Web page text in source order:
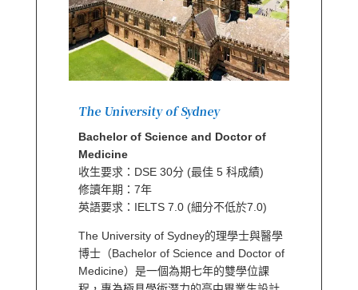
The University of Sydney
Bachelor of Science and Doctor of
Medicine
收生要求：DSE 30分 (最佳 5 科成績)
修讀年期：7年
英語要求：IELTS 7.0 (細分不低於7.0)
The University of Sydney的理學士與醫學
博士（Bachelor of Science and Doctor of
Medicine）是一個為期七年的雙學位課